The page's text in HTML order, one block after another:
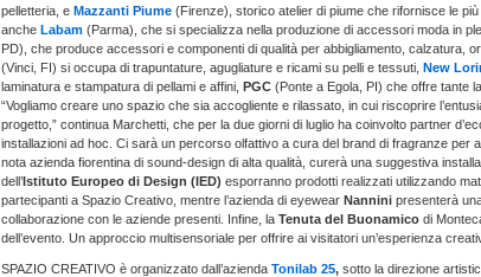
pelletteria, e Mazzanti Piume (Firenze), storico atelier di piume che rifornisce le
anche Labam (Parma), che si specializza nella produzione di accessori moda in
PD), che produce accessori e componenti di qualità per abbigliamento, calzatura,
(Vinci, FI) si occupa di trapuntature, agugliature e ricami su pelli e tessuti, New
laminatura e stampatura di pellami e affini, PGC (Ponte a Egola, PI) che offre tante
“Vogliamo creare uno spazio che sia accogliente e rilassato, in cui riscoprire
progetto,” continua Marchetti, che per la due giorni di luglio ha coinvolto partner
installazioni ad hoc. Ci sarà un percorso olfattivo a cura del brand di fragranze per
nota azienda fiorentina di sound-design di alta qualità, curerà una suggestiva
dell’Istituto Europeo di Design (IED) esporranno prodotti realizzati utilizzando
partecipanti a Spazio Creativo, mentre l’azienda di eyewear Nannini presenterà
collaborazione con le aziende presenti. Infine, la Tenuta del Buonamico di
dell’evento. Un approccio multisensoriale per offrire ai visitatori un’esperienza
SPAZIO CREATIVO è organizzato dall’azienda Tonilab 25, sotto la direzione